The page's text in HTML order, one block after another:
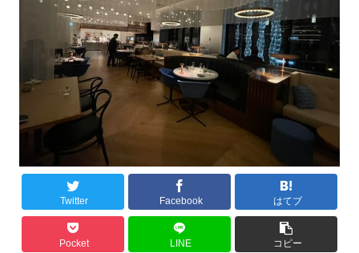
Twitter Facebook はてブ
Pocket LINE コピー